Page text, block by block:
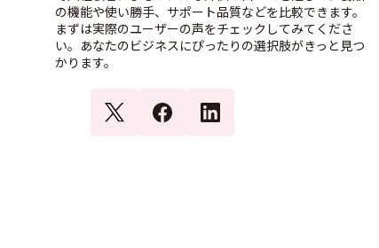
の機能や使い勝手、サポート品質などを比較できます。
まずは実際のユーザーの声をチェックしてみてくださ
い。あなたのビジネスにぴったりの選択肢がきっと見つ
かります。